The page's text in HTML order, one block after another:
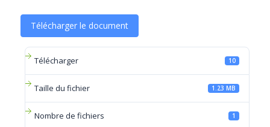
Télécharger le document
Télécharger 10
Taille du fichier 1.23 MB
Nombre de fichiers 1